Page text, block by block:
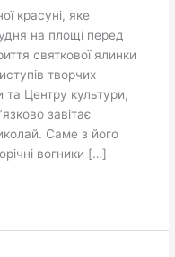
красуні, яке
на площі перед
святкової ялинки
творчих
та Центру культури,
завітає
Саме з його
вогники […]